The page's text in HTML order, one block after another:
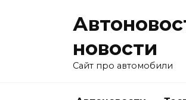
новости
Сайт про автомобили